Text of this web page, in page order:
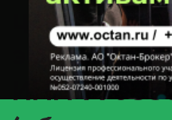
ценными
эмитента
ИНН